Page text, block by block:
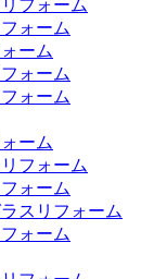
フォーム
ォーム
ーム
ォーム
ォーム
ーム
フォーム
ォーム
スリフォーム
ォーム